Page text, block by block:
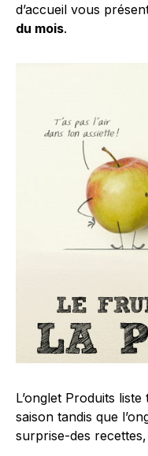
d’accueil vous
du mois.
L’onglet Produits
saison tandis que
surprise-des